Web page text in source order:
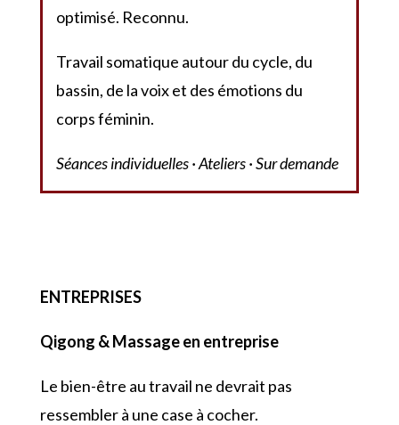
optimisé. Reconnu.
Travail somatique autour du cycle, du
bassin, de la voix et des émotions du
corps féminin.
Séances individuelles · Ateliers · Sur demande
ENTREPRISES
Qigong & Massage en entreprise
Le bien-être au travail ne devrait pas
ressembler à une case à cocher.